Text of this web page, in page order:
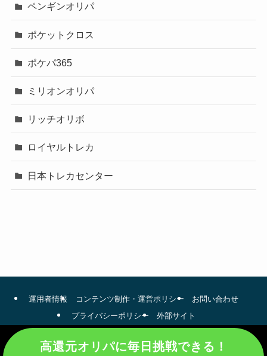
ペンギンオリパ
ポケットクロス
ポケパ365
ミリオンオリパ
リッチオリボ
ロイヤルトレカ
日本トレカセンター
高還元オリパに毎日挑戦できる！
運用者情報 コンテンツ制作・運営ポリシー
お問い合わせ
プライバシーポリシー
外部サイト
オリパ比較.jp.